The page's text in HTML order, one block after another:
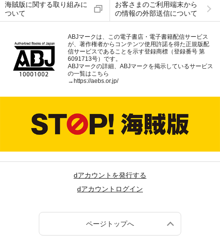
海賊版に関する取り組みに
ついて
お客さまのご利用端末から
の情報の外部送信について
ABJマークは、この電子書店・電子書籍配信サービス
が、著作権者からコンテンツ使用許諾を得た正規版配
信サービスであることを示す登録商標（登録番号 第
6091713号）です。
ABJマークの詳細、ABJマークを掲示しているサービス
の一覧はこちら
→ https://aebs.or.jp/
dアカウントを発行する
dアカウントログイン
ページトップへ